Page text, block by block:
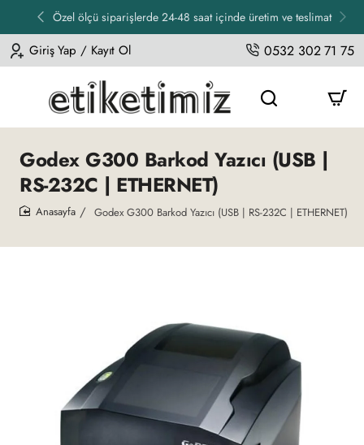
Özel ölçü siparişlerde 24-48 saat içinde üretim ve teslimat
Giriş Yap / Kayıt Ol 0532 302 71 75
Godex G300 Barkod Yazıcı (USB |
RS-232C | ETHERNET)
Godex G300 Barkod Yazıcı (USB | RS-232C | ETHERNET)